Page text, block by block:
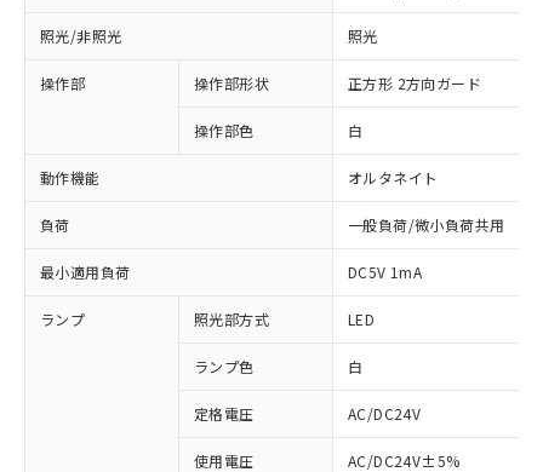
照光/非照光 照光
操作部 操作部形状 正方形 2方向ガード
操作部色 白
動作機能 オルタネイト
負荷 一般負荷/微小負荷共用
最小適用負荷 DC5V 1mA
ランプ 照光部方式 LED
ランプ色 白
定格電圧 AC/DC24V
使用電圧 AC/DC24V±5%